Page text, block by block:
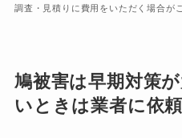
調査・見積りに費用をいただく場合が
鳩被害は早期対策
いときは業者に依